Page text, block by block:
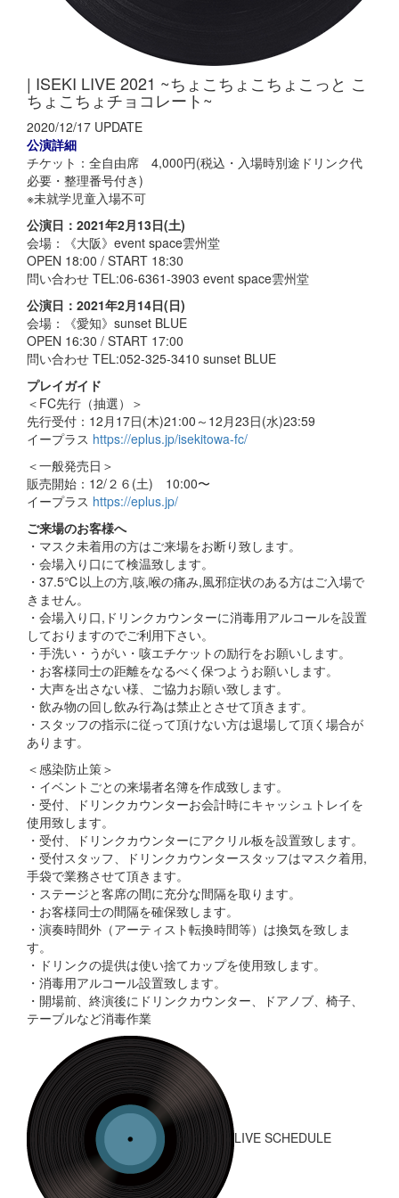
| ISEKI LIVE 2021 ~ちょこちょこちょこっと こ
ちょこちょチョコレート~
2020/12/17 UPDATE
公演詳細
チケット：全自由席 4,000円(税込・入場時別途ドリンク代
必要・整理番号付き)
※未就学児童入場不可
公演日：2021年2月13日(土)
会場：《大阪》event space雲州堂
OPEN 18:00 / START 18:30
問い合わせ TEL:06-6361-3903 event space雲州堂
公演日：2021年2月14日(日)
会場：《愛知》sunset BLUE
OPEN 16:30 / START 17:00
問い合わせ TEL:052-325-3410 sunset BLUE
プレイガイド
＜FC先行（抽選）＞
先行受付：12月17日(木)21:00～12月23日(水)23:59
イープラス https://eplus.jp/isekitowa-fc/
＜一般発売日＞
販売開始：12/２６(土) 10:00〜
イープラス https://eplus.jp/
ご来場のお客様へ
・マスク未着用の方はご来場をお断り致します。
・会場入り口にて検温致します。
・37.5℃以上の方,咳,喉の痛み,風邪症状のある方はご入場で
きません。
・会場入り口,ドリンクカウンターに消毒用アルコールを設置
しておりますのでご利用下さい。
・手洗い・うがい・咳エチケットの励行をお願いします。
・お客様同士の距離をなるべく保つようお願いします。
・大声を出さない様、ご協力お願い致します。
・飲み物の回し飲み行為は禁止とさせて頂きます。
・スタッフの指示に従って頂けない方は退場して頂く場合が
あります。
＜感染防止策＞
・イベントごとの来場者名簿を作成致します。
・受付、ドリンクカウンターお会計時にキャッシュトレイを
使用致します。
・受付、ドリンクカウンターにアクリル板を設置致します。
・受付スタッフ、ドリンクカウンタースタッフはマスク着用,
手袋で業務させて頂きます。
・ステージと客席の間に充分な間隔を取ります。
・お客様同士の間隔を確保致します。
・演奏時間外（アーティスト転換時間等）は換気を致しま
す。
・ドリンクの提供は使い捨てカップを使用致します。
・消毒用アルコール設置致します。
・開場前、終演後にドリンクカウンター、ドアノブ、椅子、
テーブルなど消毒作業
LIVE SCHEDULE